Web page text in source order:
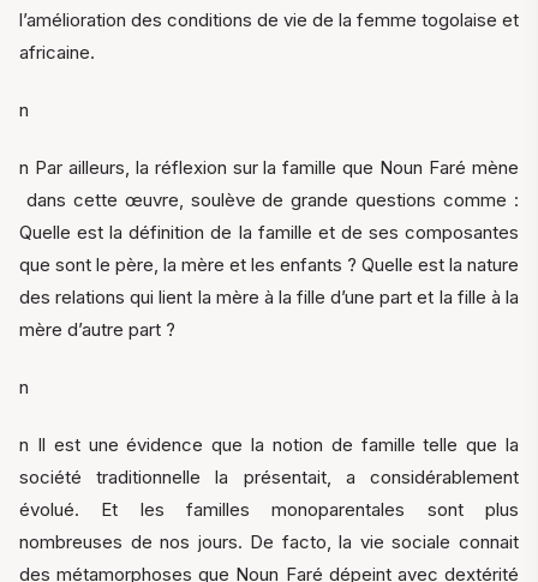
l’amélioration des conditions de vie de la femme togolaise et
africaine.
n
n Par ailleurs, la réflexion sur la famille que Noun Faré mène
dans cette œuvre, soulève de grande questions comme :
Quelle est la définition de la famille et de ses composantes
que sont le père, la mère et les enfants ? Quelle est la nature
des relations qui lient la mère à la fille d’une part et la fille à la
mère d’autre part ?
n
n Il est une évidence que la notion de famille telle que la
société traditionnelle la présentait, a considérablement
évolué. Et les familles monoparentales sont plus
nombreuses de nos jours. De facto, la vie sociale connait
des métamorphoses que Noun Faré dépeint avec dextérité